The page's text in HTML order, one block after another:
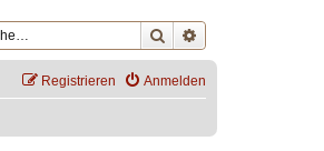
Suche
Anmelden
Registrieren